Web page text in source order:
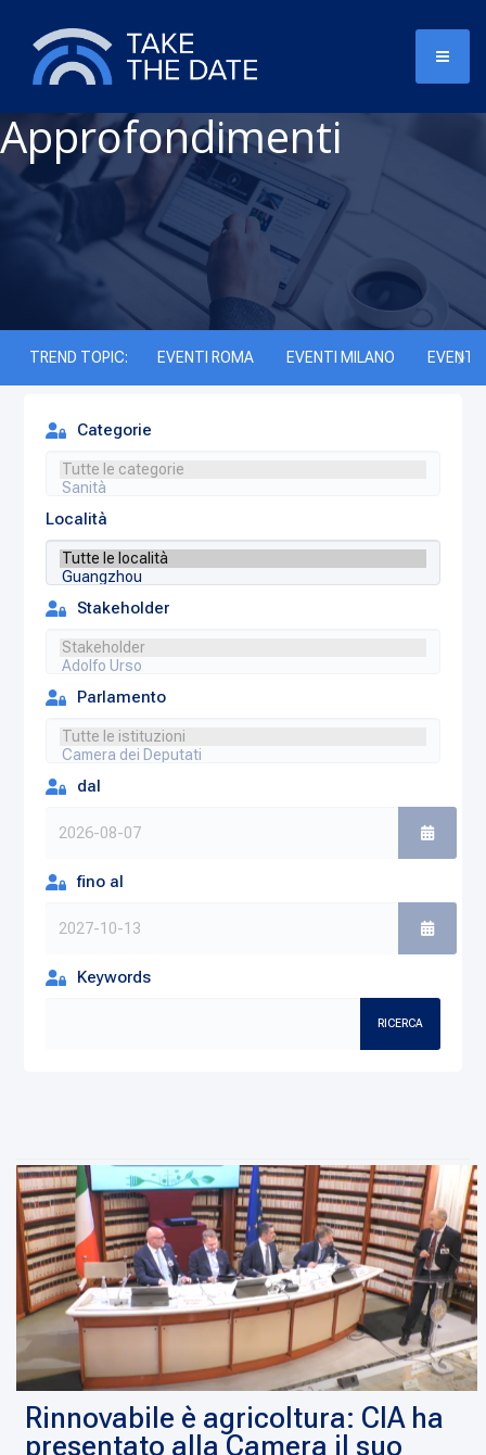
Approfondimenti
TREND TOPIC: EVENTI ROMA EVENTI MILANO EVENTI
Categorie
Località
Stakeholder
Parlamento
dal
fino al
Keywords
RICERCA
Rinnovabile è agricoltura: CIA ha
presentato alla Camera il suo